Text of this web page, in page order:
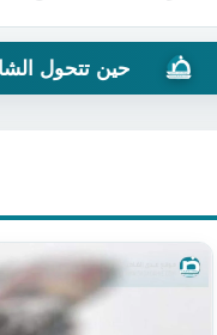
الشاشات إلى